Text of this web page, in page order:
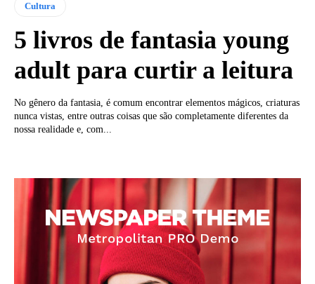
Cultura
5 livros de fantasia young
adult para curtir a leitura
No gênero da fantasia, é comum encontrar elementos mágicos, criaturas
nunca vistas, entre outras coisas que são completamente diferentes da
nossa realidade e, com...